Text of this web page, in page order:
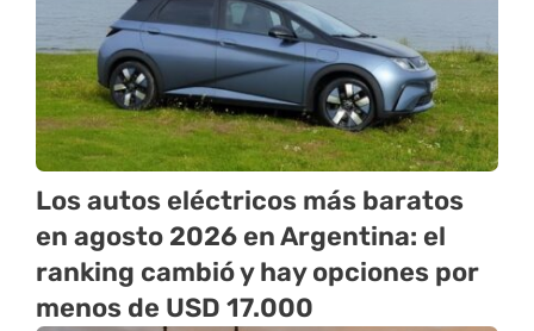
Los autos eléctricos más baratos
en agosto 2026 en Argentina: el
ranking cambió y hay opciones por
menos de USD 17.000